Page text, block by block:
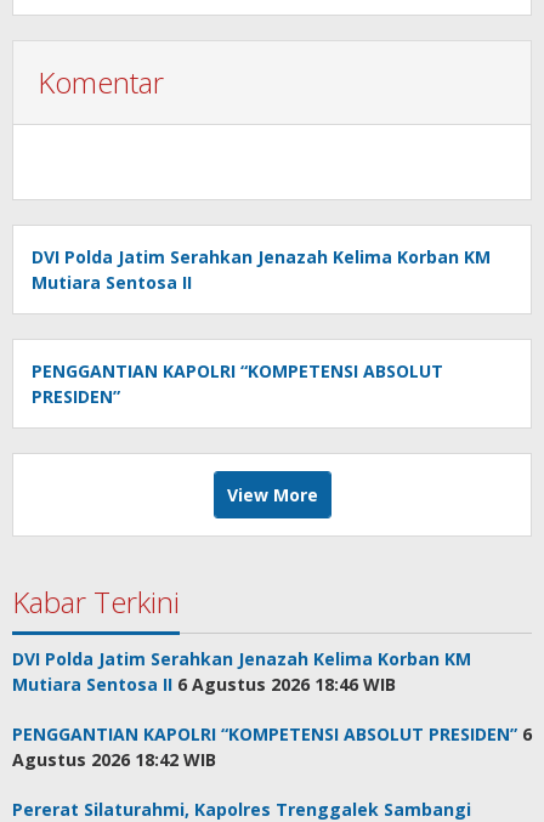
Komentar
DVI Polda Jatim Serahkan Jenazah Kelima Korban KM
Mutiara Sentosa II
PENGGANTIAN KAPOLRI “KOMPETENSI ABSOLUT
PRESIDEN”
View More
Kabar Terkini
DVI Polda Jatim Serahkan Jenazah Kelima Korban KM
Mutiara Sentosa II 6 Agustus 2026 18:46 WIB
PENGGANTIAN KAPOLRI “KOMPETENSI ABSOLUT PRESIDEN” 6
Agustus 2026 18:42 WIB
Pererat Silaturahmi, Kapolres Trenggalek Sambangi